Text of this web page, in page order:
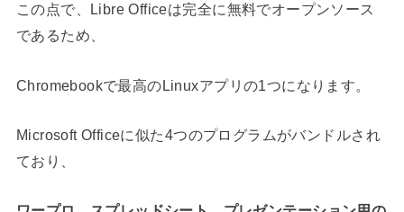
この点で、Libre Officeは完全に無料でオープンソース
であるため、
Chromebookで最高のLinuxアプリの1つになります。
Microsoft Officeに似た4つのプログラムがバンドルされ
ており、